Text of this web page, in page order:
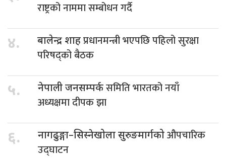
राष्ट्रको नाममा सम्बोधन गर्दै
४. बालेन्द्र शाहप्रधानमन्त्री भएपछि पहिलो सुरक्षा
परिषद्को बैठक
५. नेपाली जनसम्पर्कसमिति भारतको नयाँ
अध्यक्षमा दीपक झा
६. नागढुङ्गा–सिस्नेखोला सुरुङमार्गकोऔपचारिक
उद्घाटन